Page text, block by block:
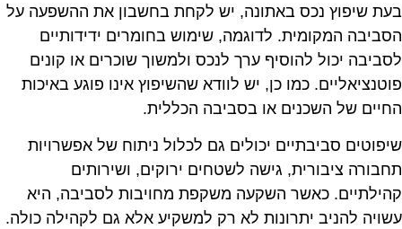
שיפוץ נכס באתונה, יש לקחת בחשבון את ההשפעה על
המקומית. לדוגמה, שימוש בחומרים ידידותיים
יכול להוסיף ערך לנכס ולמשוך שוכרים או קונים
כמו כן, יש לוודא שהשיפוץ אינו פוגע באיכות
של השכנים או בסביבה הכללית.
סביבתיים יכולים גם לכלול ניתוח של אפשרויות
ציבורית, גישה לשטחים ירוקים, ושירותים
כאשר השקעה משקפת מחויבות לסביבה, היא
להניב יתרונות לא רק למשקיע אלא גם לקהילה כולה.